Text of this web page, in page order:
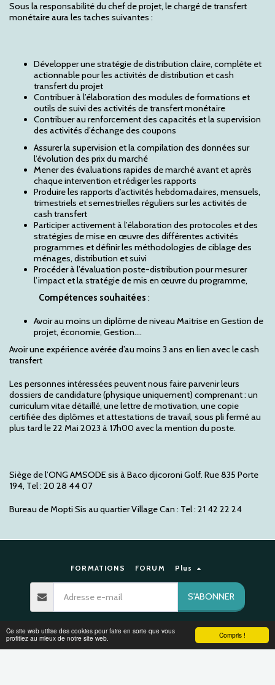
Compris !
Ce site web utilise des cookies pour faire en sorte que vous
profitiez au mieux de notre site web.
Sous la responsabilité du chef de projet, le chargé de transfert
monétaire aura les taches suivantes :
Développer une stratégie de distribution claire, complète et
actionnable pour les activités de distribution et cash
transfert du projet
Contribuer à l’élaboration des modules de formations et
outils de suivi des activités de transfert monétaire
Contribuer au renforcement des capacités et la supervision
des activités d’échange des coupons
Assurer la supervision et la compilation des données sur
l’évolution des prix du marché
Mener des évaluations rapides de marché avant et après
chaque intervention et rédiger les rapports
Produire les rapports d’activités hebdomadaires, mensuels,
trimestriels et semestrielles réguliers sur les activités de
cash transfert
Participer activement à l’élaboration des protocoles et des
stratégies de mise en œuvre des différentes activités
programmes et définir les méthodologies de ciblage des
ménages, distribution et suivi
Procéder à l’évaluation poste-distribution pour mesurer
l’impact et la stratégie de mis en œuvre du programme,
Compétences souhaitées :
Avoir au moins un diplôme de niveau Maitrise en Gestion de
projet, économie, Gestion….
Avoir une expérience avérée d’au moins 3 ans en lien avec le cash
transfert
Les personnes intéressées peuvent nous faire parvenir leurs
dossiers de candidature (physique uniquement) comprenant : un
curriculum vitae détaillé, une lettre de motivation, une copie
certifiée des diplômes et attestations de travail, sous pli fermé au
plus tard le 22 Mai 2023 à 17h00 avec la mention du poste.
Siège de l’ONG AMSODE sis à Baco djicoroni Golf. Rue 835 Porte
194, Tel : 20 28 44 07
Bureau de Mopti Sis au quartier Village Can : Tel : 21 42 22 24
FORMATIONS FORUM Plus
S'ABONNER
pages humanitaires